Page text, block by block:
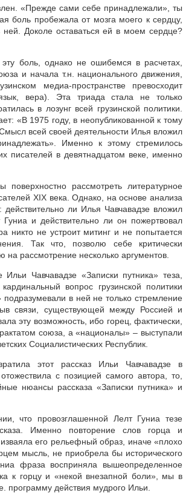
«Прежде сами себе принадлежали», ты
пробежала от мозга моего к сердцу,
Доколе оставаться ей в моем сердце?
боль, однако не ошибемся в расчетах,
и начала т.н. национального движения,
медиа-пространстве превосходит
вера). Эта триада стала не только
в лозунг всей грузинской политики.
«В 1975 году, в неопубликованной к тому
всей своей деятельности Илья вложил
Именно к этому стремилось
писателей в девятнадцатом веке, именно
рассмотреть литературное
XIX века. Однако, на основе анализа
ли Илья Чавчавадзе вложил
и действительно ли он пожертвовал
никто не устроит митинг и не попытается
Так что, позволю себе критически
на рассмотрение несколько аргументов.
Чавчавадзе «Записки путника» теза,
вопрос грузинской политики
в ней не только стремление
связи, существующей между Россией и
эту возможность, ибо горец, фактически,
союза, а «националы» – выступали
Социалистических Республик.
этот рассказ Ильи Чавчавадзе в
с позицией самого автора, то,
нюансы рассказа «Записки путника» и
что провозглашенной Лелт Гуниа тезе
Именно повторение слов горца и
его рельефный образ, иначе «плохо
мысль, не приобрела бы исторического
фраза восприняла вышеопределенное
к горцу и «некой внезапной боли», мы в
программу действия мудрого Ильи.